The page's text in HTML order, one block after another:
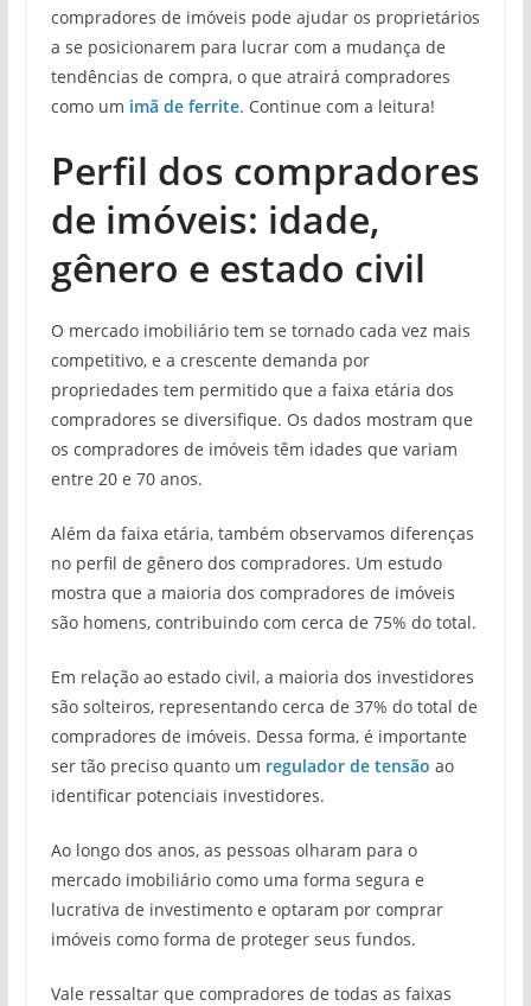
compradores de imóveis pode ajudar os proprietários
a se posicionarem para lucrar com a mudança de
tendências de compra, o que atrairá compradores
como um imã de ferrite. Continue com a leitura!
Perfil dos compradores
de imóveis: idade,
gênero e estado civil
O mercado imobiliário tem se tornado cada vez mais
competitivo, e a crescente demanda por
propriedades tem permitido que a faixa etária dos
compradores se diversifique. Os dados mostram que
os compradores de imóveis têm idades que variam
entre 20 e 70 anos.
Além da faixa etária, também observamos diferenças
no perfil de gênero dos compradores. Um estudo
mostra que a maioria dos compradores de imóveis
são homens, contribuindo com cerca de 75% do total.
Em relação ao estado civil, a maioria dos investidores
são solteiros, representando cerca de 37% do total de
compradores de imóveis. Dessa forma, é importante
ser tão preciso quanto um regulador de tensão ao
identificar potenciais investidores.
Ao longo dos anos, as pessoas olharam para o
mercado imobiliário como uma forma segura e
lucrativa de investimento e optaram por comprar
imóveis como forma de proteger seus fundos.
Vale ressaltar que compradores de todas as faixas